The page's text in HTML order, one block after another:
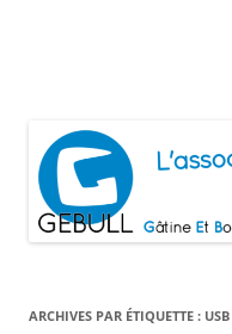
ARCHIVES PAR ÉTIQUETTE : USB